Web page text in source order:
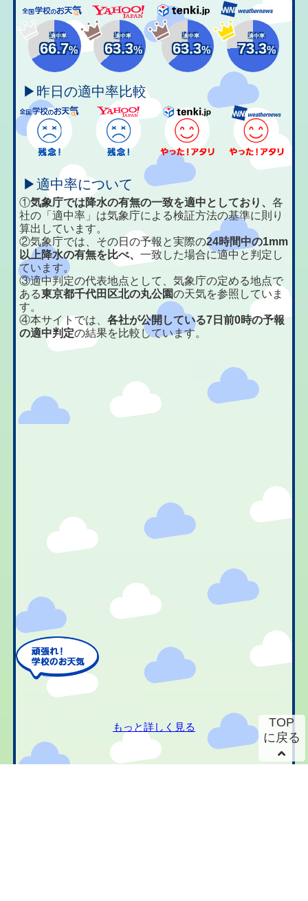
適中率
66.7%
適中率
63.3%
適中率
63.3%
適中率
73.3%
▶昨日の適中率比較
▶適中率について
①気象庁では降水の有無の一致を適中としており、各
社の「適中率」は気象庁による検証方法の基準に則り
算出しています。
②気象庁では、その日の予報と実際の24時間中の1mm
以上降水の有無を比べ、一致した場合に適中と判定し
ています。
③適中判定の代表地点として、気象庁の定める地点で
ある東京都千代田区北の丸公園の天気を参照していま
す。
④本サイトでは、各社が公開している7日前0時の予報
の適中判定の結果を比較しています。
もっと詳しく見る
TOP
に戻る